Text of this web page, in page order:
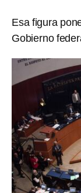
Esa figura
Gobierno